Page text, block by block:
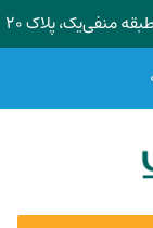
منفی‌یک، پلاک ۲۰